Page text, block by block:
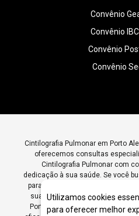
Convênio
Convênio
Convênio
Convênio
Cintilografia Pulmonar em Porto
oferecemos consultas
Cintilografia Pulmonar com
dedicação à sua saúde. Se você
para avaliar sua condição, entre
sua consulta. Somos referência
Porto Alegre , garantindo
Utilizamos cookies
para oferecer melhor